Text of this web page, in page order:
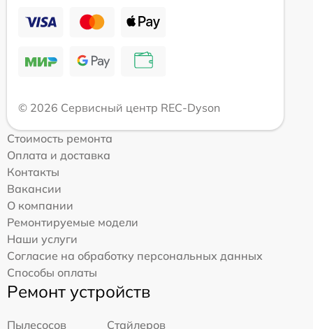
© 2026 Сервисный центр REC-Dyson
Стоимость ремонта
Оплата и доставка
Контакты
Вакансии
О компании
Ремонтируемые модели
Наши услуги
Согласие на обработку персональных данных
Способы оплаты
Ремонт устройств
Пылесосов Стайлеров